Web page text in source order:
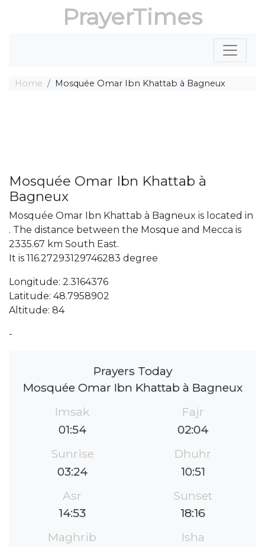
PrayerTimes
Home Mosquée Omar Ibn Khattab à Bagneux
Mosquée Omar Ibn Khattab à
Bagneux
Mosquée Omar Ibn Khattab à Bagneux is located in
. The distance between the Mosque and Mecca is
2335.67 km South East.
It is 116.27293129746283 degree
Longitude: 2.3164376
Latitude: 48.7958902
Altitude: 84
-
Prayers Today
Mosquée Omar Ibn Khattab à Bagneux
Imsak
01:54
Fajr
02:04
Sunrise
03:24
Dhuhr
10:51
Asr
14:53
Sunset
18:16
Maghrib
Isha